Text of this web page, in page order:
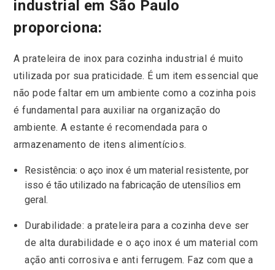
industrial em São Paulo
proporciona:
A prateleira de inox para cozinha industrial é muito
utilizada por sua praticidade. É um item essencial que
não pode faltar em um ambiente como a cozinha pois
é fundamental para auxiliar na organização do
ambiente. A estante é recomendada para o
armazenamento de itens alimentícios.
Resistência: o aço inox é um material resistente, por
isso é tão utilizado na fabricação de utensílios em
geral.
Durabilidade: a prateleira para a cozinha deve ser
de alta durabilidade e o aço inox é um material com
ação anti corrosiva e anti ferrugem. Faz com que a